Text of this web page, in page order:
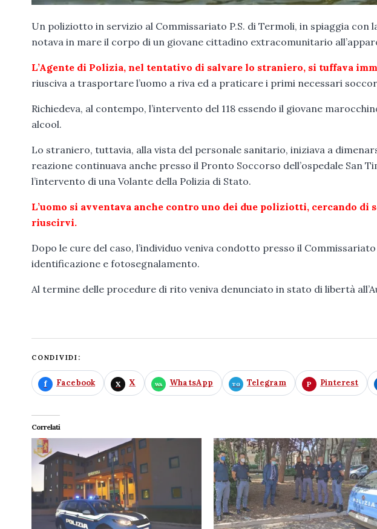
Un poliziotto in servizio al Commissariato P.S. di Termoli, in spiaggia con
notava in mare il corpo di un giovane cittadino extracomunitario
L’Agente di Polizia, nel tentativo di salvare lo straniero, si tuffava
riusciva a trasportare l’uomo a riva ed a praticare i primi necessari
Richiedeva, al contempo, l’intervento del 118 essendo il giovane
alcool.
Lo straniero, tuttavia, alla vista del personale sanitario, iniziava a
reazione continuava anche presso il Pronto Soccorso dell’ospedale San
l’intervento di una Volante della Polizia di Stato.
L’uomo si avventava anche contro uno dei due poliziotti, cercando di
riuscirvi.
Dopo le cure del caso, l’individuo veniva condotto presso il
identificazione e fotosegnalamento.
Al termine delle procedure di rito veniva denunciato in stato di libertà
CONDIVIDI:
Facebook X WhatsApp Telegram Pinterest
Correlati